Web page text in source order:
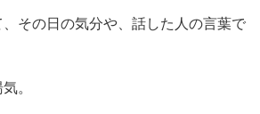
、その日の気分や、話した人の言葉で
。